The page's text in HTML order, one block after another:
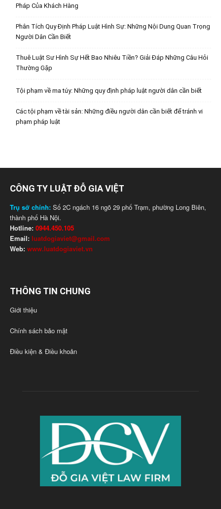
Pháp Của Khách Hàng
Phân Tích Quy Định Pháp Luật Hình Sự: Những Nội Dung Quan Trọng
Người Dân Cần Biết
Thuê Luật Sư Hình Sự Hết Bao Nhiêu Tiền? Giải Đáp Những Câu Hỏi
Thường Gặp
Tội phạm về ma túy: Những quy định pháp luật người dân cần biết
Các tội phạm về tài sản: Những điều người dân cần biết để tránh vi
phạm pháp luật
CÔNG TY LUẬT ĐỖ GIA VIỆT
Trụ sở chính: Số 2C ngách 16 ngõ 29 phố Trạm, phường Long Biên,
thành phố Hà Nội.
Hotline: 0944.450.105
Email: luatdogiaviet@gmail.com
Web: www.luatdogiaviet.vn
THÔNG TIN CHUNG
Giới thiệu
Chính sách bảo mật
Điều kiện & Điều khoản